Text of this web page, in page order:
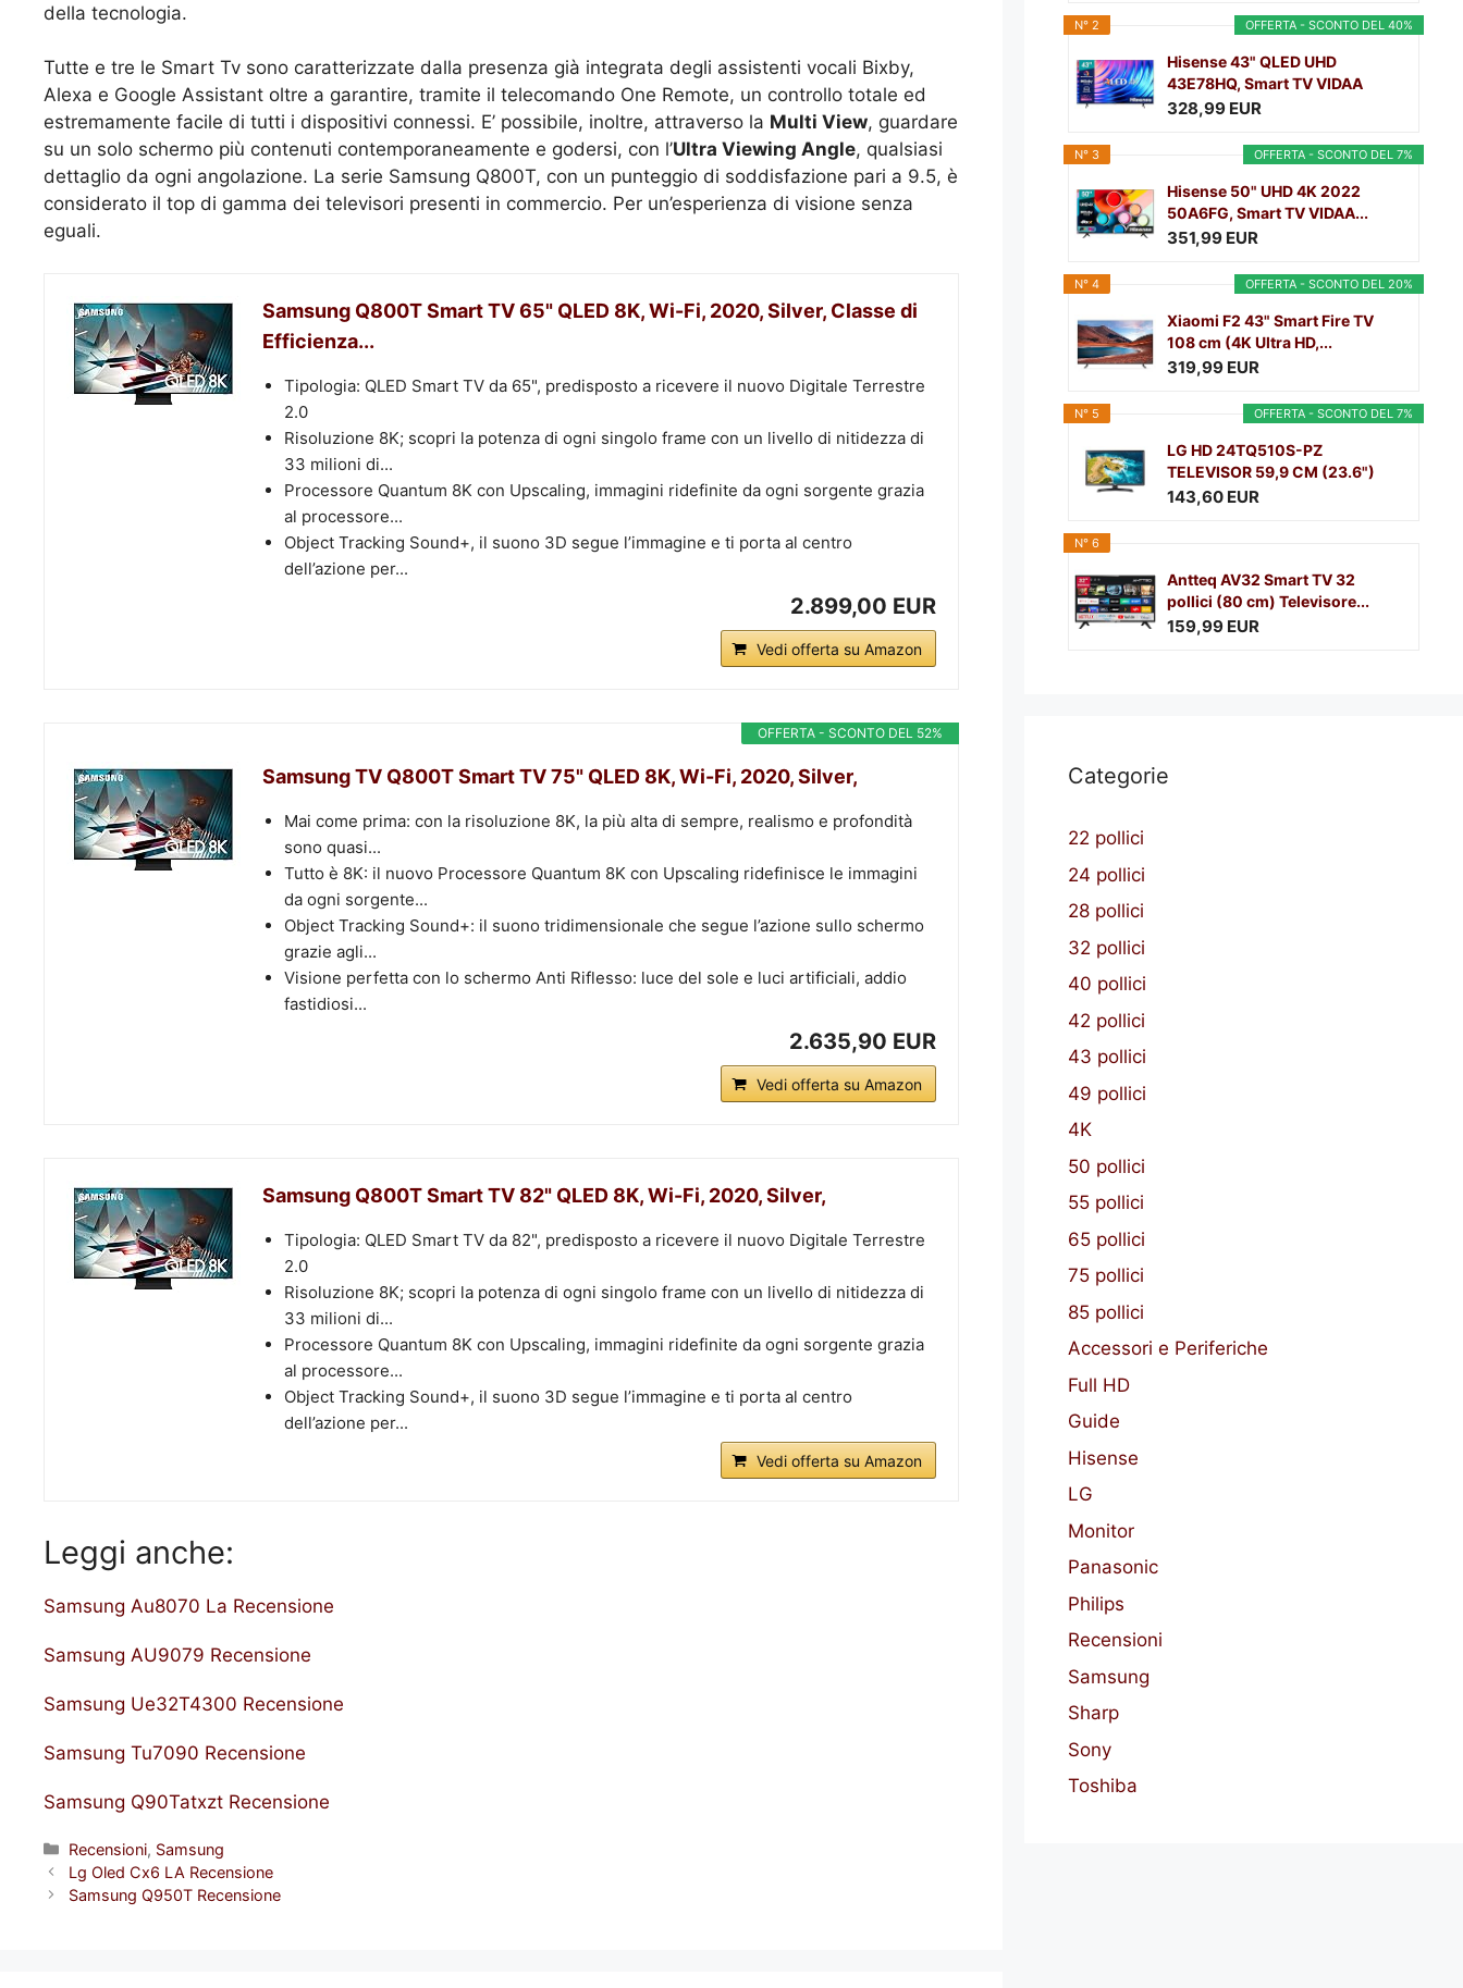
della tecnologia.
Tutte e tre le Smart Tv sono caratterizzate dalla presenza già integrata degli assistenti vocali Bixby,
Alexa e Google Assistant oltre a garantire, tramite il telecomando One Remote, un controllo totale ed
estremamente facile di tutti i dispositivi connessi. E’ possibile, inoltre, attraverso la Multi View, guardare
su un solo schermo più contenuti contemporaneamente e godersi, con l’Ultra Viewing Angle, qualsiasi
dettaglio da ogni angolazione. La serie Samsung Q800T, con un punteggio di soddisfazione pari a 9.5, è
considerato il top di gamma dei televisori presenti in commercio. Per un’esperienza di visione senza
eguali.
Samsung Q800T Smart TV 65" QLED 8K, Wi-Fi, 2020, Silver, Classe di
Efficienza...
Tipologia: QLED Smart TV da 65", predisposto a ricevere il nuovo Digitale Terrestre
2.0
Risoluzione 8K; scopri la potenza di ogni singolo frame con un livello di nitidezza di
33 milioni di...
Processore Quantum 8K con Upscaling, immagini ridefinite da ogni sorgente grazia
al processore...
Object Tracking Sound+, il suono 3D segue l’immagine e ti porta al centro
dell’azione per...
2.899,00 EUR
Vedi offerta su Amazon
OFFERTA - SCONTO DEL 52%
Samsung TV Q800T Smart TV 75" QLED 8K, Wi-Fi, 2020, Silver,
Mai come prima: con la risoluzione 8K, la più alta di sempre, realismo e profondità
sono quasi...
Tutto è 8K: il nuovo Processore Quantum 8K con Upscaling ridefinisce le immagini
da ogni sorgente...
Object Tracking Sound+: il suono tridimensionale che segue l’azione sullo schermo
grazie agli...
Visione perfetta con lo schermo Anti Riflesso: luce del sole e luci artificiali, addio
fastidiosi...
2.635,90 EUR
Vedi offerta su Amazon
Samsung Q800T Smart TV 82" QLED 8K, Wi-Fi, 2020, Silver,
Tipologia: QLED Smart TV da 82", predisposto a ricevere il nuovo Digitale Terrestre
2.0
Risoluzione 8K; scopri la potenza di ogni singolo frame con un livello di nitidezza di
33 milioni di...
Processore Quantum 8K con Upscaling, immagini ridefinite da ogni sorgente grazia
al processore...
Object Tracking Sound+, il suono 3D segue l’immagine e ti porta al centro
dell’azione per...
Vedi offerta su Amazon
Leggi anche:
Samsung Au8070 La Recensione
Samsung AU9079 Recensione
Samsung Ue32T4300 Recensione
Samsung Tu7090 Recensione
Samsung Q90Tatxzt Recensione
Categorie
Recensioni, Samsung
Lg Oled Cx6 LA Recensione
Samsung Q950T Recensione
OFFERTA - SCONTO DEL 40%
N° 2
Hisense 43" QLED UHD
43E78HQ, Smart TV VIDAA
5.0,...
328,99 EUR
OFFERTA - SCONTO DEL 7%
N° 3
Hisense 50" UHD 4K 2022
50A6FG, Smart TV VIDAA...
351,99 EUR
OFFERTA - SCONTO DEL 20%
N° 4
Xiaomi F2 43" Smart Fire TV
108 cm (4K Ultra HD,...
319,99 EUR
OFFERTA - SCONTO DEL 7%
N° 5
LG HD 24TQ510S-PZ
TELEVISOR 59,9 CM (23.6")
SMART...
143,60 EUR
N° 6
Antteq AV32 Smart TV 32
pollici (80 cm) Televisore...
159,99 EUR
Categorie
22 pollici
24 pollici
28 pollici
32 pollici
40 pollici
42 pollici
43 pollici
49 pollici
4K
50 pollici
55 pollici
65 pollici
75 pollici
85 pollici
Accessori e Periferiche
Full HD
Guide
Hisense
LG
Monitor
Panasonic
Philips
Recensioni
Samsung
Sharp
Sony
Toshiba